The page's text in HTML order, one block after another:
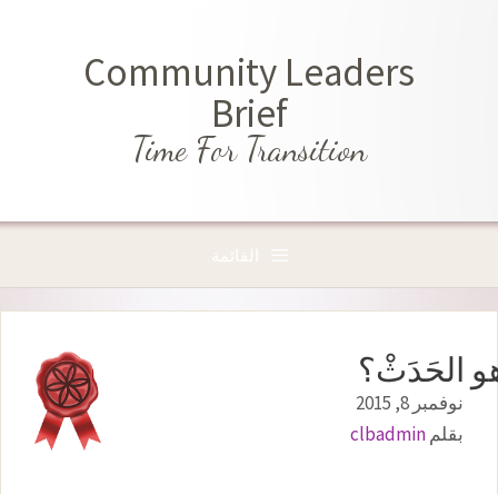
Community Leaders
Brief
Time For Transition
القائمة
الحَدَثْ؟
نوفمبر 8, 2015
بقلمclbadmin